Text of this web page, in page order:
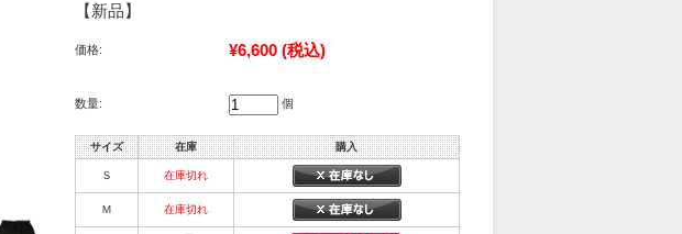
【新品】
価格: ¥6,600 (税込)
数量: 個
サイズ 在庫 購入
Ｓ 在庫切れ
Ｍ 在庫切れ